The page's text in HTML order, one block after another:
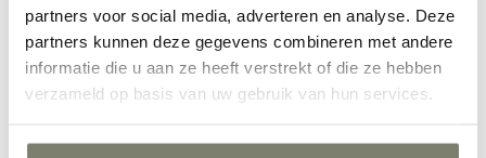
partners voor social media, adverteren en analyse. Deze
partners kunnen deze gegevens combineren met andere
informatie die u aan ze heeft verstrekt of die ze hebben
verzameld op basis van uw gebruik van hun services.
Blogs
Het inrichten van een lege hoek: 3 tips!
3 stylingtips voor de woonkamer
Gratis 3D-advies bij Kötter Living
Lente woonaccessoires bij Kötter Living